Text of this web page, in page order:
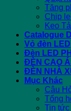
Tăng
Chip
Keo
Catalogue
Vỏ đèn LED
Đèn LED
ĐÈN CAO
ĐÈN NHÀ
Mục Khác
Câu
Tổng
Tin tức